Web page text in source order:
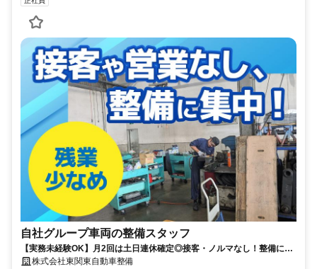
自社グループ車両の整備スタッフ
【実務未経験OK】月2回は土日連休確定◎接客・ノルマなし！整備に集
中できる環境／賞与年2回・資格手当あり
株式会社東関東自動車整備